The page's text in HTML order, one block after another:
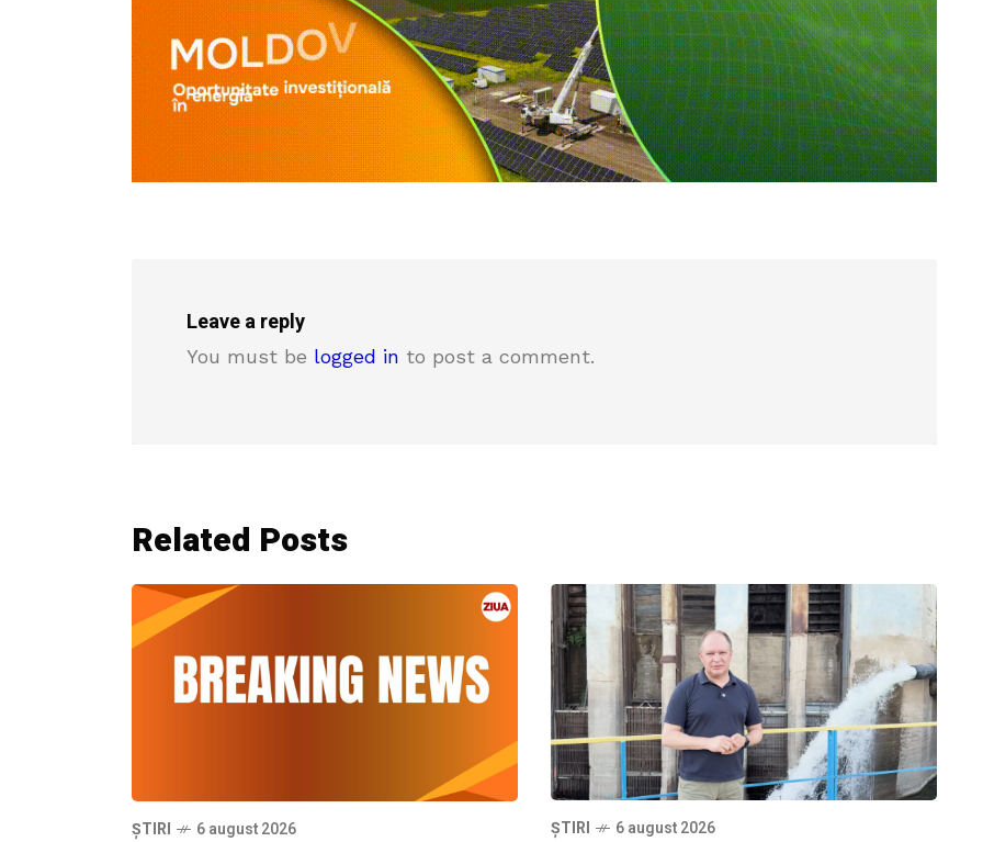
Leave a reply
You must be logged in to post a comment.
Related Posts
ȘTIRI 6 august 2026 ȘTIRI 6 august 2026